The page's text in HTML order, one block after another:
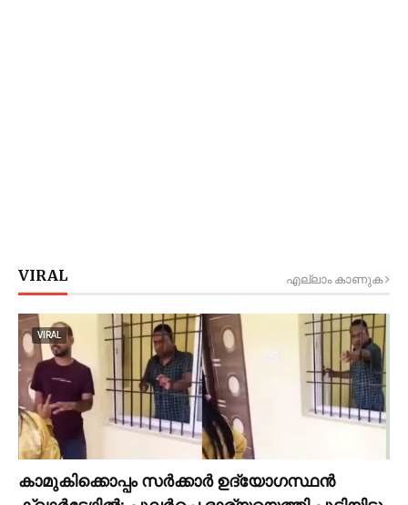
VIRAL എല്ലാം കാണുക
VIRAL
കാമുകിക്കൊപ്പം സര്‍ക്കാര്‍ ഉദ്യോഗസ്ഥൻ